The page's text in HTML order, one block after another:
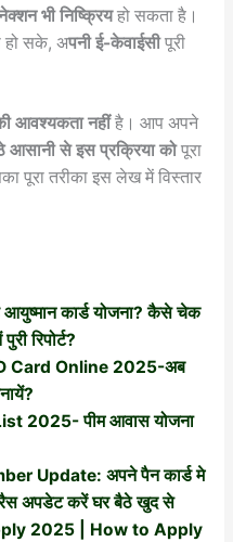
भी निष्क्रियहो सकता है।
हो सके, अपनी ई-केवाईसीपूरी
आवश्यकता नहींहै। आप अपने
आसानी से इस प्रक्रिया कोपूरा
पूरा तरीका इस लेख में विस्तार
कार्ड योजना? कैसे चेक
रिपोर्ट?
Card Online 2025-अब
2025- पीम आवास योजना
Update: अपने पैन कार्ड मे
अपडेट करें घर बैठे खुद से
2025 | How to Apply